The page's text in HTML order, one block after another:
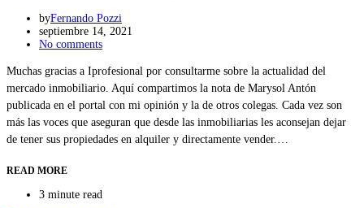
byFernando Pozzi
septiembre 14, 2021
No comments
Muchas gracias a Iprofesional por consultarme sobre la actualidad del
mercado inmobiliario. Aquí compartimos la nota de Marysol Antón
publicada en el portal con mi opinión y la de otros colegas. Cada vez son
más las voces que aseguran que desde las inmobiliarias les aconsejan dejar
de tener sus propiedades en alquiler y directamente vender.…
READ MORE
3 minute read